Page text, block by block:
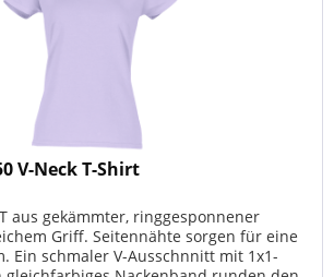
V-Neck T-Shirt
aus gekämmter, ringgesponnener
Griff. Seitennähte sorgen für eine
Ein schmaler V-Ausschnnitt mit 1x1-